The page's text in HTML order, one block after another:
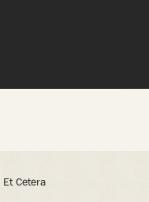
Cetera